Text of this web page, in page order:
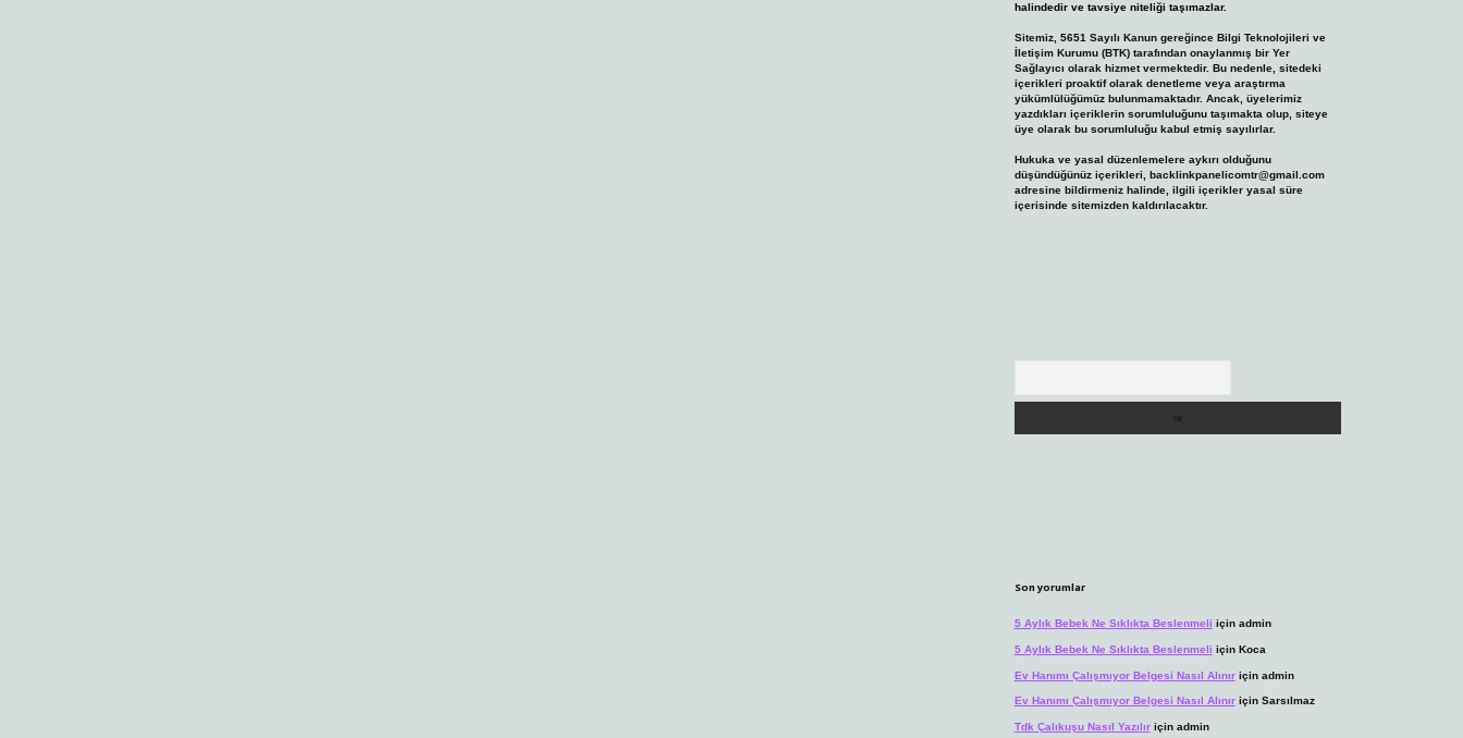
halindedir ve tavsiye niteliği taşımazlar.
Sitemiz, 5651 Sayılı Kanun gereğince Bilgi Teknolojileri ve
İletişim Kurumu (BTK) tarafından onaylanmış bir Yer
Sağlayıcı olarak hizmet vermektedir. Bu nedenle, sitedeki
içerikleri proaktif olarak denetleme veya araştırma
yükümlülüğümüz bulunmamaktadır. Ancak, üyelerimiz
yazdıkları içeriklerin sorumluluğunu taşımakta olup, siteye
üye olarak bu sorumluluğu kabul etmiş sayılırlar.
Hukuka ve yasal düzenlemelere aykırı olduğunu
düşündüğünüz içerikleri, backlinkpanelicomtr@gmail.com
adresine bildirmeniz halinde, ilgili içerikler yasal süre
içerisinde sitemizden kaldırılacaktır.
Son yorumlar
5 Aylık Bebek Ne Sıklıkta Beslenmeli için admin
5 Aylık Bebek Ne Sıklıkta Beslenmeli için Koca
Ev Hanımı Çalışmıyor Belgesi Nasıl Alınıriçin admin
Ev Hanımı Çalışmıyor Belgesi Nasıl Alınıriçin Sarsılmaz
Tdk Çalıkuşu Nasıl Yazılıriçin admin